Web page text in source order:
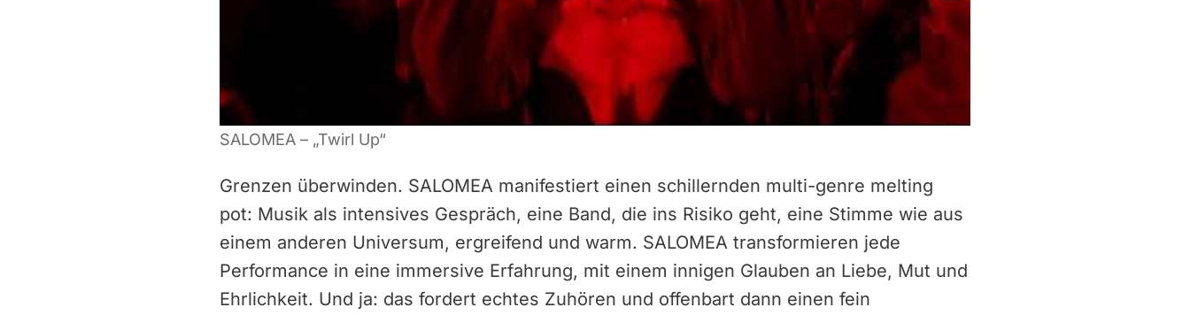
SALOMEA – „Twirl Up“
Grenzen überwinden. SALOMEA manifestiert einen schillernden multi-genre melting
pot: Musik als intensives Gespräch, eine Band, die ins Risiko geht, eine Stimme wie aus
einem anderen Universum, ergreifend und warm. SALOMEA transformieren jede
Performance in eine immersive Erfahrung, mit einem innigen Glauben an Liebe, Mut und
Ehrlichkeit. Und ja: das fordert echtes Zuhören und offenbart dann einen fein